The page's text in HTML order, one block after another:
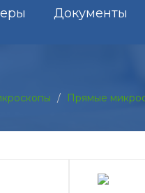
Документы
Прямые